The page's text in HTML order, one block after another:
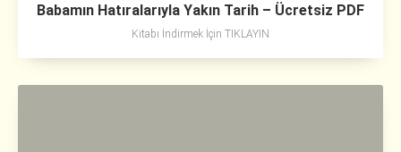
Babamın Hatıralarıyla Yakın Tarih – Ücretsiz PDF
Kitabı İndirmek İçin TIKLAYIN